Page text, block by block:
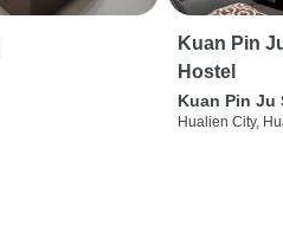
Kuan Pin
Hostel
Kuan Pin Ju
Hualien City,